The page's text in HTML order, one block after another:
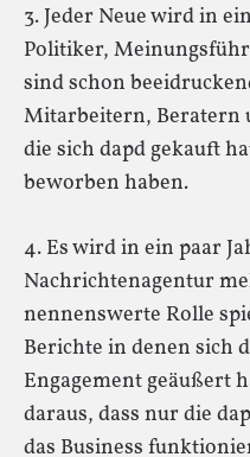
3. Jeder Neue wird in
Politiker,
sind schon
Mitarbeitern, Beratern
die sich dapd gekauft
beworben haben.
4. Es wird in ein paar
Nachrichtenagentur
nennenswerte Rolle
Berichte in denen sich
Engagement geäußert
daraus, dass nur die
das Business